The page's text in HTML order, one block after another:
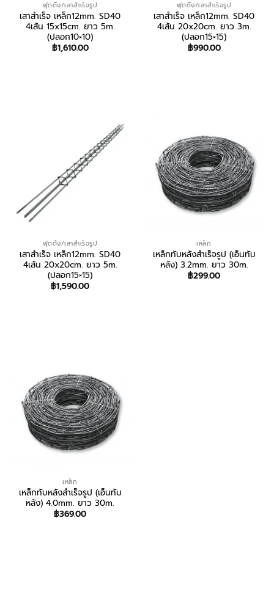
ฟุตติ้ง/เสาสำเร็จรูป
เสาสำเร็จ เหล็ก12mm. SD40
4เส้น 15x15cm. ยาว 5m.
(ปลอก10×10)
฿1,610.00
ฟุตติ้ง/เสาสำเร็จรูป
เสาสำเร็จ เหล็ก12mm. SD40
4เส้น 20x20cm. ยาว 3m.
(ปลอก15×15)
฿990.00
ฟุตติ้ง/เสาสำเร็จรูป
เสาสำเร็จ เหล็ก12mm. SD40
4เส้น 20x20cm. ยาว 5m.
(ปลอก15×15)
฿1,590.00
เหล็ก
เหล็กทับหลังสำเร็จรูป (เอ็นทับ
หลัง) 3.2mm. ยาว 30m.
฿299.00
เหล็ก
เหล็กทับหลังสำเร็จรูป (เอ็นทับ
หลัง) 4.0mm. ยาว 30m.
฿369.00